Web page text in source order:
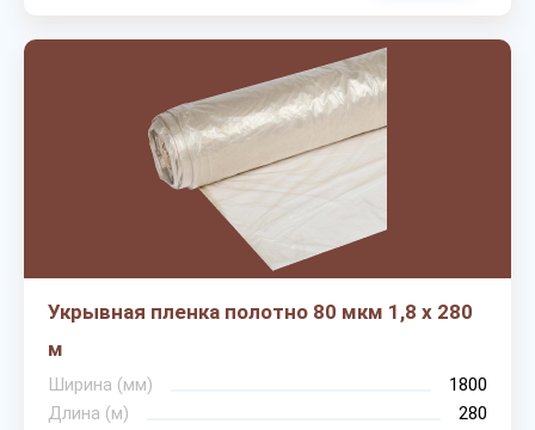
Укрывная пленка полотно 80 мкм 1,8 х 280
м
Ширина (мм)
1800
Длина (м)
280